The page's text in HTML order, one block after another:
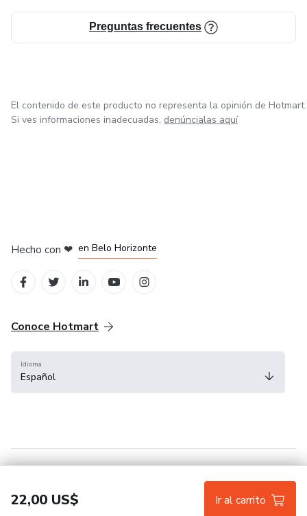
Preguntas frecuentes
22,00 US$ Ir al carrito
El contenido de este producto no representa la opinión de Hotmart.
Si ves informaciones inadecuadas, denúncialas aquí
Hecho con ❤ en Belo Horizonte
Conoce Hotmart
Idioma
Español